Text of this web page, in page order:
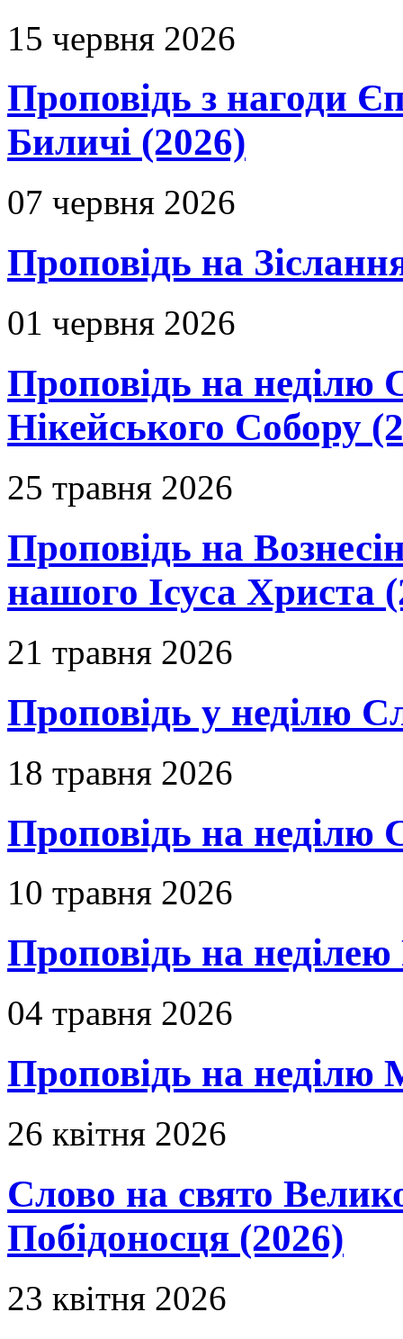
15 червня 2026
Проповідь з нагоди
Биличі (2026)
07 червня 2026
Проповідь на
01 червня 2026
Проповідь на неділю
Нікейського Собору
25 травня 2026
Проповідь на
нашого Ісуса Христа
21 травня 2026
Проповідь у неділю
18 травня 2026
Проповідь на неділю
10 травня 2026
Проповідь на неділею
04 травня 2026
Проповідь на неділю
26 квітня 2026
Слово на свято
Побідоносця (2026)
23 квітня 2026